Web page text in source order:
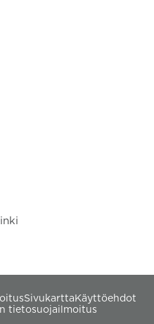
Sivukartta Käyttöehdot
tietosuojailmoitus